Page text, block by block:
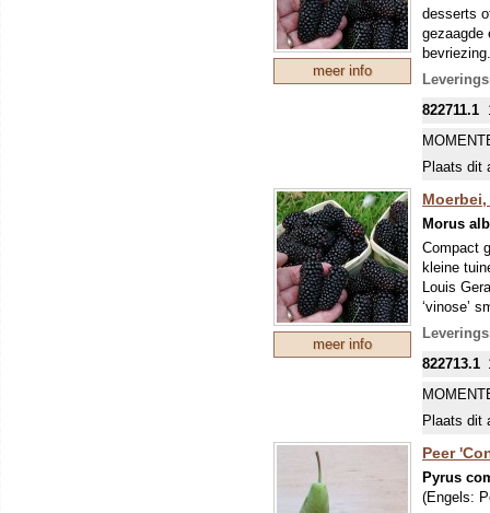
meer info
desserts
gezaagde
(fertiel =
als
tussen
HET IS
BLIJKEN
822711.1
Plaats dit
meer info
Moerbei,
Morus
Compact
kleine
Louis
‘vinose’
en goed
weinig
822713.1
Plaats dit
Peer
Pyrus
(Engels: